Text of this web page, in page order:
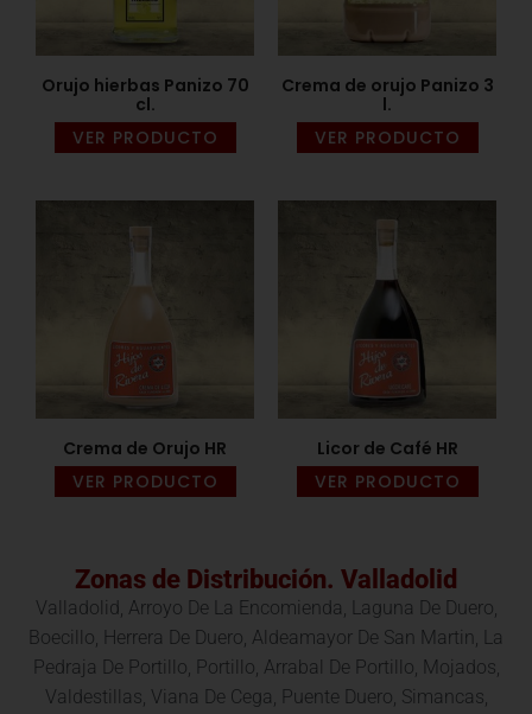
Orujo hierbas Panizo 70
cl.
VER PRODUCTO
Crema de orujo Panizo 3
l.
VER PRODUCTO
Crema de Orujo HR
VER PRODUCTO
Licor de Café HR
VER PRODUCTO
Zonas de Distribución. Valladolid
Valladolid, Arroyo De La Encomienda, Laguna De Duero,
Boecillo, Herrera De Duero, Aldeamayor De San Martin, La
Pedraja De Portillo, Portillo, Arrabal De Portillo, Mojados,
Valdestillas, Viana De Cega, Puente Duero, Simancas,